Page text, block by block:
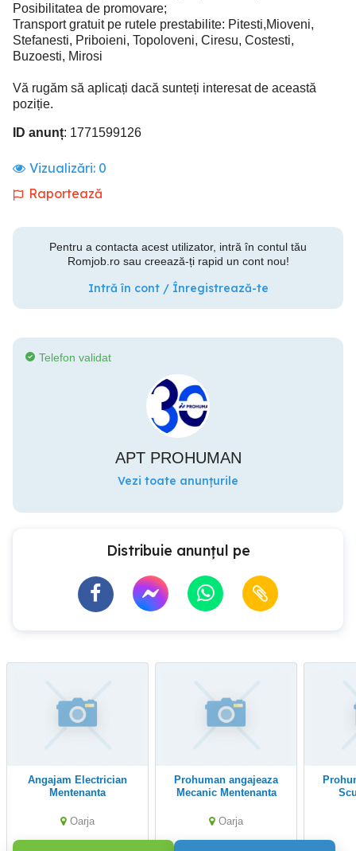
Posibilitatea de promovare;
Transport gratuit pe rutele prestabilite: Pitesti,Mioveni,
Stefanesti, Priboieni, Topoloveni, Ciresu, Costesti,
Buzoesti, Mirosi
Vă rugăm să aplicați dacă sunteți interesat de această
poziție.
ID anunț: 1771599126
Vizualizări: 0
Raportează
Pentru a contacta acest utilizator, intră în contul tău
Romjob.ro sau creează-ți rapid un cont nou!
Intră în cont / Înregistrează-te
Telefon validat
APT PROHUMAN
Vezi toate anunțurile
Distribuie anunțul pe
Angajam Electrician
Mentenanta
Oarja
Prohuman angajeaza
Mecanic Mentenanta
Oarja
Prohuman angajeaza